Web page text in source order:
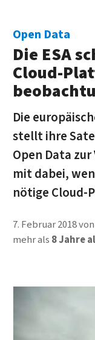
Open Data
Die ESA
Cloud-
Die
stellt ihre
Open Data
mit dabei,
nötige Cloud-
7. Februar 2018von
mehr als 8 Jahre